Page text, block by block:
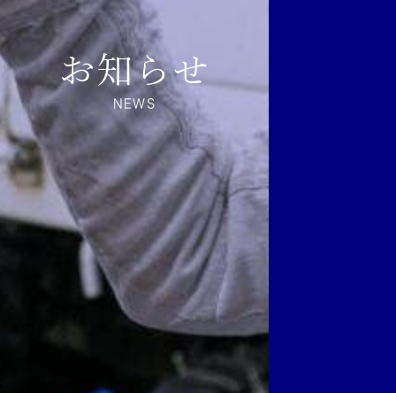
お知らせ
NEWS